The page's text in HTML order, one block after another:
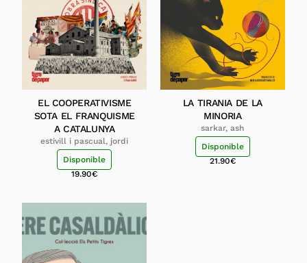
EL COOPERATIVISME
SOTA EL FRANQUISME
A CATALUNYA
estivill i pascual, jordi
Disponible
19.90€
LA TIRANIA DE LA
MINORIA
sarkar, ash
Disponible
21.90€